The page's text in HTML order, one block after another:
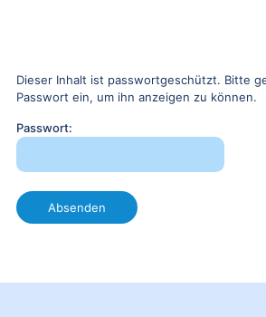
Dieser Inhalt ist passwortgeschützt. Bitte
Passwort ein, um ihn anzeigen zu können.
Passwort: